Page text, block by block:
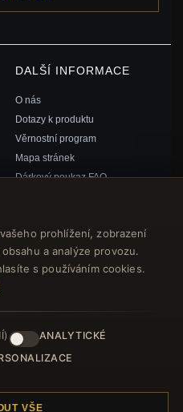
prohlížení, zobrazení
a analýze provozu.
s používáním cookies.
ANALYTICKÉ
VŠE
DALŠÍ INFORMACE
O nás
Dotazy k produktu
Věrnostní program
Mapa stránek
Dárkový poukaz FAQ
SLEDUJTE NÁS